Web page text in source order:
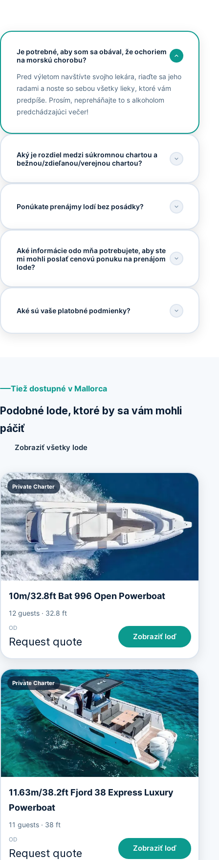
Je potrebné, aby som sa obával, že ochoriem
na morskú chorobu?
Pred výletom navštívte svojho lekára, riaďte sa jeho
radami a noste so sebou všetky lieky, ktoré vám
predpíše. Prosím, nepreháňajte to s alkoholom
predchádzajúci večer!
Aký je rozdiel medzi súkromnou chartou a
bežnou/zdieľanou/verejnou chartou?
Ponúkate prenájmy lodí bez posádky?
Aké informácie odo mňa potrebujete, aby ste
mi mohli poslať cenovú ponuku na prenájom
lode?
Aké sú vaše platobné podmienky?
Tiež dostupné v Mallorca
Podobné lode, ktoré by sa vám mohli
páčiť
Zobraziť všetky lode
Private Charter
10m/32.8ft Bat 996 Open Powerboat
12 guests· 32.8 ft
OD
Request quote Zobraziť loď
Private Charter
11.63m/38.2ft Fjord 38 Express Luxury
Powerboat
11 guests· 38 ft
OD
Request quote Zobraziť loď